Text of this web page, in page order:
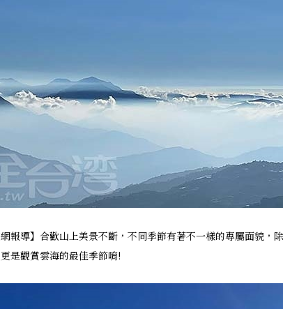
網報導】合歡山上美景不斷，不同季節有著不一樣的專屬面貌，
是觀賞雲海的最佳季節唷!